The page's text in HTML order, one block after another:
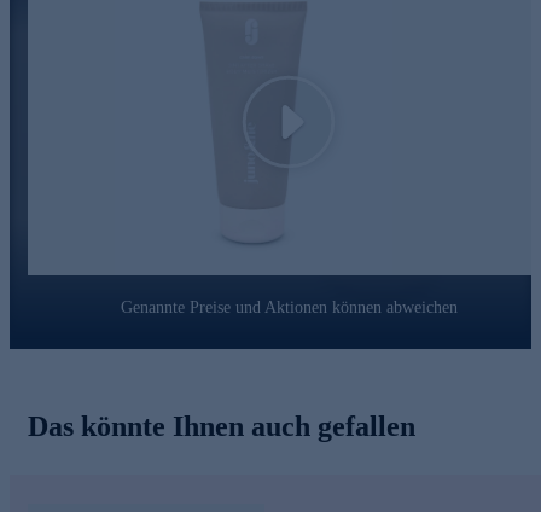
Genannte Preise und Aktionen können abweichen
Das könnte Ihnen auch gefallen